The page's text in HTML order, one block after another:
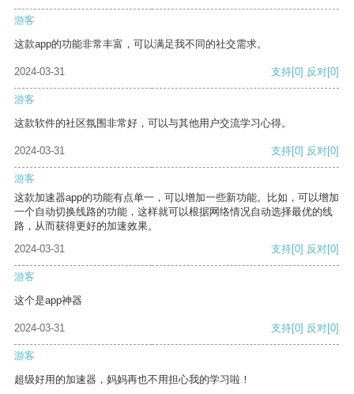
游客
这款app的功能非常丰富，可以满足我不同的社交需求。
2024-03-31 支持[0] 反对[0]
游客
这款软件的社区氛围非常好，可以与其他用户交流学习心得。
2024-03-31 支持[0] 反对[0]
游客
这款加速器app的功能有点单一，可以增加一些新功能。比如，可以增加
一个自动切换线路的功能，这样就可以根据网络情况自动选择最优的线
路，从而获得更好的加速效果。
2024-03-31
支持[0] 反对[0]
游客
这个是app神器
2024-03-31 支持[0] 反对[0]
游客
超级好用的加速器，妈妈再也不用担心我的学习啦！